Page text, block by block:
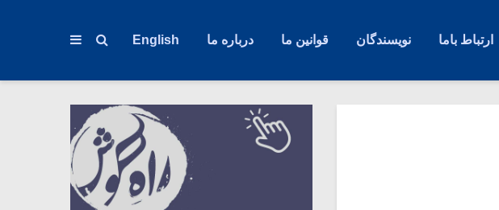
ارتباط باما نویسندگان قوانین ما درباره ما English